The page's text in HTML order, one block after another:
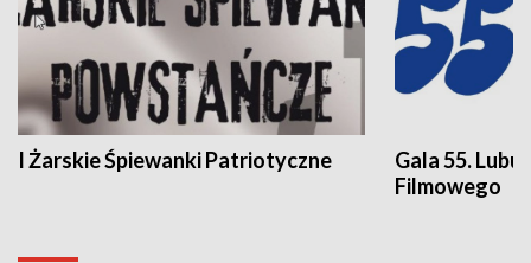
I Żarskie Śpiewanki Patriotyczne
Gala 55.
Filmowego